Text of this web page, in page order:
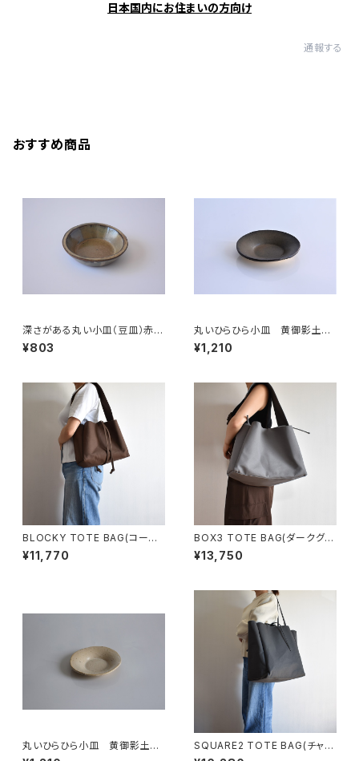
日本国内にお住まいの方向け
通報する
おすすめ商品
深さがある丸い小皿（豆皿）赤土
×白鼠結晶釉
¥803
丸いひらひら小皿 黄御影土×
錆釉
¥1,210
BLOCKY TOTE BAG(コーヒ
ー/ブラウン)
¥11,770
BOX3 TOTE BAG(ダークグレ
ー)
¥13,750
丸いひらひら小皿 黄御影土×
白失透釉
SQUARE2 TOTE BAG(チャコ
ール/グレー）